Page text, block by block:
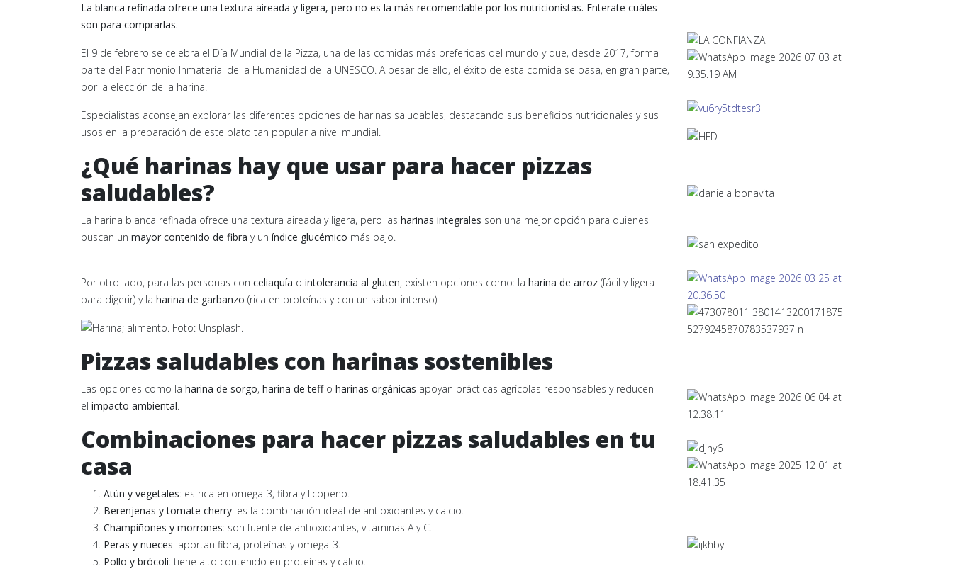
La blanca refinada ofrece una textura aireada y ligera, pero no es la más recomendable por los nutricionistas. Enterate cuáles
son para comprarlas.
El 9 de febrero se celebra el Día Mundial de la Pizza, una de las comidas más preferidas del mundo y que, desde 2017, forma
parte del Patrimonio Inmaterial de la Humanidad de la UNESCO. A pesar de ello, el éxito de esta comida se basa, en gran parte,
por la elección de la harina.
Especialistas aconsejan explorar las diferentes opciones de harinas saludables, destacando sus beneficios nutricionales y sus
usos en la preparación de este plato tan popular a nivel mundial.
¿Qué harinas hay que usar para hacer pizzas
saludables?
La harina blanca refinada ofrece una textura aireada y ligera, pero las harinas integrales son una mejor opción para quienes
buscan un mayor contenido de fibra y un índice glucémico más bajo.
Por otro lado, para las personas con celiaquía o intolerancia al gluten, existen opciones como: la harina de arroz (fácil y ligera
para digerir) y la harina de garbanzo (rica en proteínas y con un sabor intenso).
Pizzas saludables con harinas sostenibles
Las opciones como la harina de sorgo, harina de teffo harinas orgánicas apoyan prácticas agrícolas responsables y reducen
el impacto ambiental.
Combinaciones para hacer pizzas saludables en tu
casa
Atún y vegetales: es rica en omega-3, fibra y licopeno.
Berenjenas y tomate cherry: es la combinación ideal de antioxidantes y calcio.
Champiñones y morrones: son fuente de antioxidantes, vitaminas A y C.
Peras y nueces: aportan fibra, proteínas y omega-3.
Pollo y brócoli: tiene alto contenido en proteínas y calcio.